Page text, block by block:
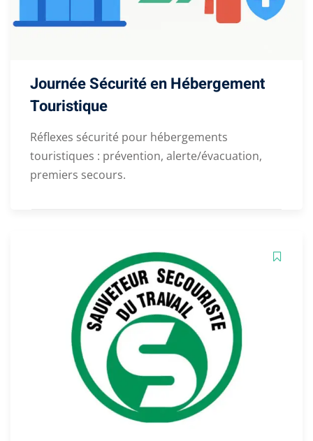
Journée Sécurité en Hébergement
Touristique
Réflexes sécurité pour hébergements
touristiques : prévention, alerte/évacuation,
premiers secours.